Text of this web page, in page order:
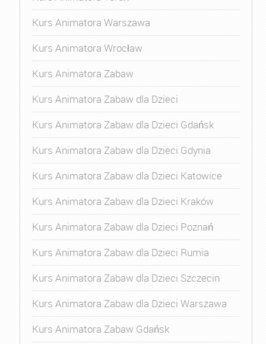
Kurs Animatora Warszawa
Kurs Animatora Wrocław
Kurs Animatora Zabaw
Kurs Animatora Zabaw dla Dzieci
Kurs Animatora Zabaw dla Dzieci Gdańsk
Kurs Animatora Zabaw dla Dzieci Gdynia
Kurs Animatora Zabaw dla Dzieci Katowice
Kurs Animatora Zabaw dla Dzieci Kraków
Kurs Animatora Zabaw dla Dzieci Poznań
Kurs Animatora Zabaw dla Dzieci Rumia
Kurs Animatora Zabaw dla Dzieci Szczecin
Kurs Animatora Zabaw dla Dzieci Warszawa
Kurs Animatora Zabaw Gdańsk